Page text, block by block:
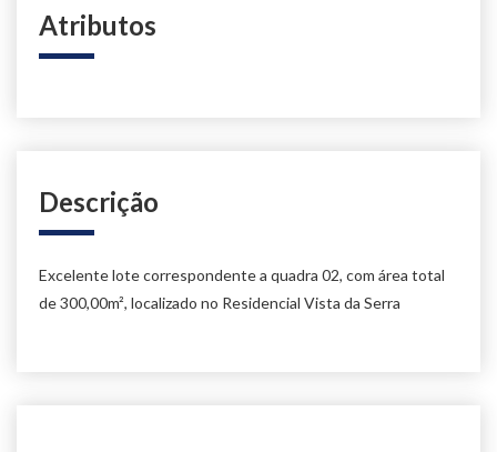
Atributos
Descrição
Excelente lote correspondente a quadra 02, com área total
de 300,00m², localizado no Residencial Vista da Serra